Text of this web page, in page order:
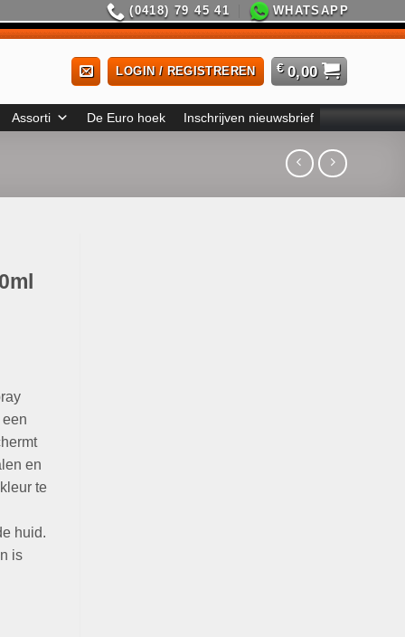
(0418) 79 45 41 WHATSAPP
LOGIN / REGISTREREN € 0,00
Assorti De Euro hoek Inschrijven nieuwsbrief
en
te
huid.
is